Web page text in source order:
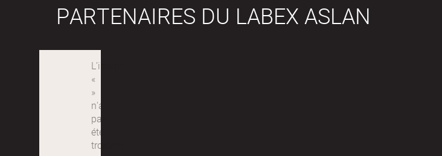
PARTENAIRES DU LABEX ASLAN